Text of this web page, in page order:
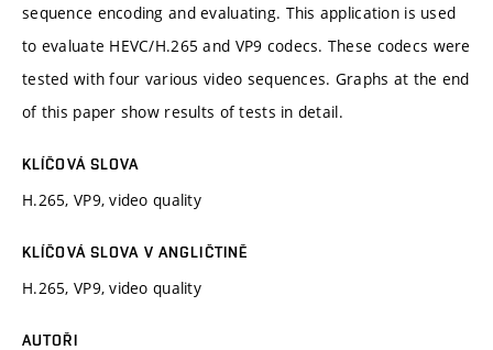
sequence encoding and evaluating. This application is used
to evaluate HEVC/H.265 and VP9 codecs. These codecs were
tested with four various video sequences. Graphs at the end
of this paper show results of tests in detail.
KLÍČOVÁ SLOVA
H.265, VP9, video quality
KLÍČOVÁ SLOVA V ANGLIČTINĚ
H.265, VP9, video quality
AUTOŘI